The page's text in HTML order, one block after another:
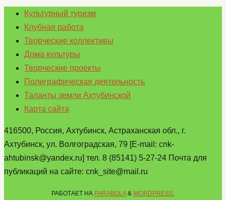
Культурный туризм
Клубная работа
Творческие коллективы
Дома культуры
Творческие проекты
Полиграфическая деятельность
Таланты земли Ахтубинской
Карта сайта
416500, Россия, Ахтубинск, Астраханская обл., г.
Ахтубинск, ул. Волгоградская, 79 [E-mail: cnk-
ahtubinsk@yandex.ru] тел. 8 (85141) 5-27-24 Почта для
публикаций на сайте: cnk_site@mail.ru
РАБОТАЕТ НА PARABOLA& WORDPRESS.